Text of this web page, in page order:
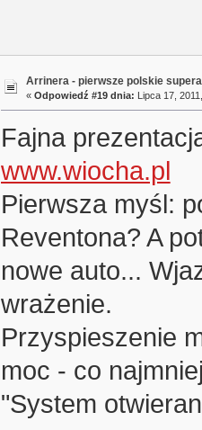
Arrinera - pierwsze polskie
« Odpowiedź #19 dnia: Lipca 17,
Fajna
www.wiocha.pl
Pierwsza myśl:
Reventona? A
nowe auto...
wrażenie.
Przyspieszenie
moc - co
"System